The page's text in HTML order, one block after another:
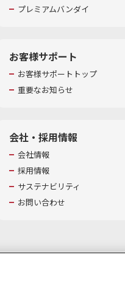
プレミアムバンダイ
お客様サポート
お客様サポートトップ
重要なお知らせ
会社・採用情報
会社情報
採用情報
サステナビリティ
お問い合わせ